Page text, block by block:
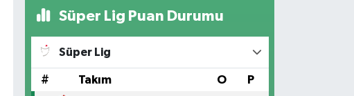
Süper Lig Puan Durumu
Süper Lig
# Takım O P